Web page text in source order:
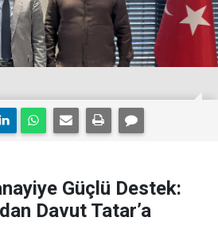
Güçlü Destek:
Davut Tatar’a